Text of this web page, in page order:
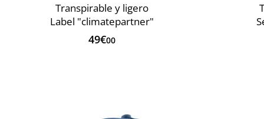
Transpirable y ligero
Label "climatepartner"
49€00